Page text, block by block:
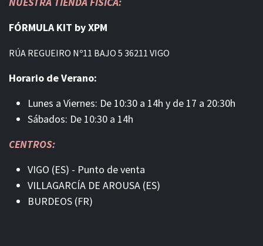
FÓRMULA KIT by XPM
RÚA REGUEIRO Nº11 BAJO 5 36211 VIGO
Horario de Verano:
Lunes a Viernes: De 10:30 a 14h y de 17 a 20:30h
Sábados: De 10:30 a 14h
CENTROS:
VIGO (ES) - Punto de venta
VILLAGARCÍA DE AROUSA (ES)
BURDEOS (FR)